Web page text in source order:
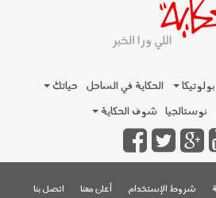
بولوتيكا الحكاية في الساحل
حياتك
نوستالجيا شوف الحكاية
شروط الإستخدام أعلن معنا اتصل بنا